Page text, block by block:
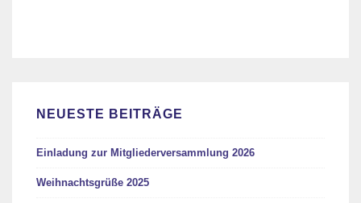
NEUESTE BEITRÄGE
Einladung zur Mitgliederversammlung 2026
Weihnachtsgrüße 2025